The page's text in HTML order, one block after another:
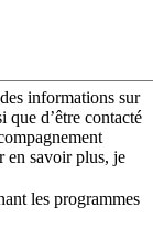
informations sur
que d’être contacté
en savoir plus, je
les programmes